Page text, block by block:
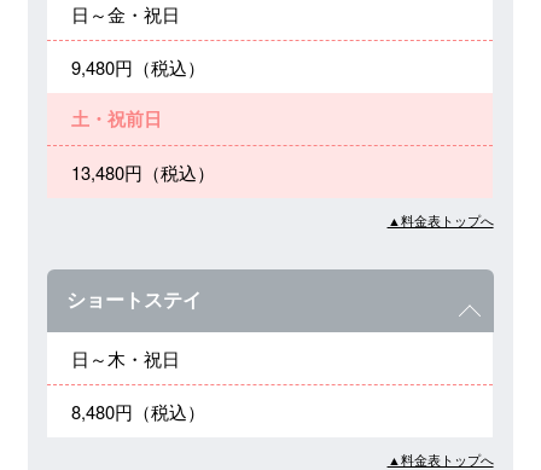
日～金・祝日
9,480円（税込）
土・祝前日
13,480円（税込）
▲料金表トップへ
ショートステイ
日～木・祝日
8,480円（税込）
▲料金表トップへ